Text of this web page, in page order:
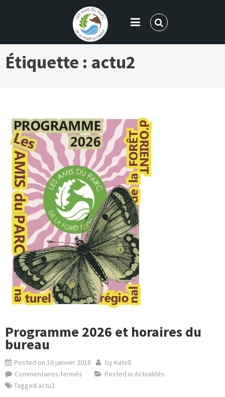
LES AMIS DU PARC DE LA FORÊT
D'ORIENT
Étiquette : actu2
Programme 2026 et horaires du
bureau
Posted on 16 janvier 2018 by Katell
Commentaires fermés
Posted in Actualités
Tagged actu2